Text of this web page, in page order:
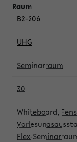
B2-206
UHG
Seminarraum
30
Whiteboard,
Flex-